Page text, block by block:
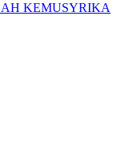
KEMUSYRIKA